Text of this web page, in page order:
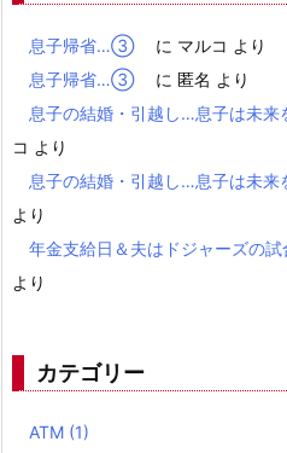
息子帰省…③ に マルコ より
息子帰省…③
に 匿名 より
息子の結婚・引越し…息子は未来
コ より
息子の結婚・引越し…息子は未来
より
年金支給日＆夫はドジャーズの
より
カテゴリー
ATM (1)